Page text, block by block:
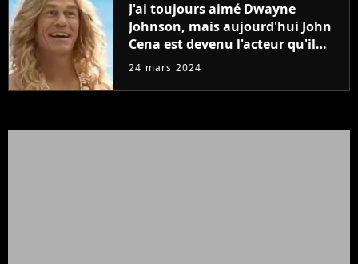
J'ai toujours aimé Dwayne
Johnson, mais aujourd'hui John
Cena est devenu l'acteur qu'il
rêvait d'être (et Ricky Stanicky le
24 mars 2024